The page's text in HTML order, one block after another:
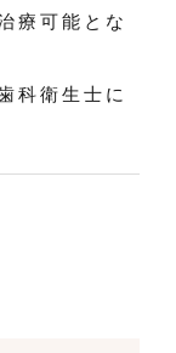
療可能とな
科衛生士に